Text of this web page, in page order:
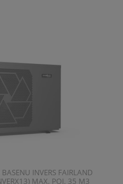
INVERS FAIRLAND
MAX. POJ. 35 M3